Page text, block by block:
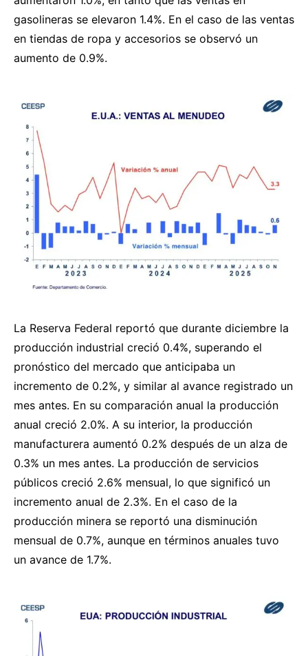
gasolineras se elevaron 1.4%. En el caso de las ventas
en tiendas de ropa y accesorios se observó un
aumento de 0.9%.
La Reserva Federal reportó que durante diciembre la
producción industrial creció 0.4%, superando el
pronóstico del mercado que anticipaba un
incremento de 0.2%, y similar al avance registrado un
mes antes. En su comparación anual la producción
anual creció 2.0%. A su interior, la producción
manufacturera aumentó 0.2% después de un alza de
0.3% un mes antes. La producción de servicios
públicos creció 2.6% mensual, lo que significó un
incremento anual de 2.3%. En el caso de la
producción minera se reportó una disminución
mensual de 0.7%, aunque en términos anuales tuvo
un avance de 1.7%.